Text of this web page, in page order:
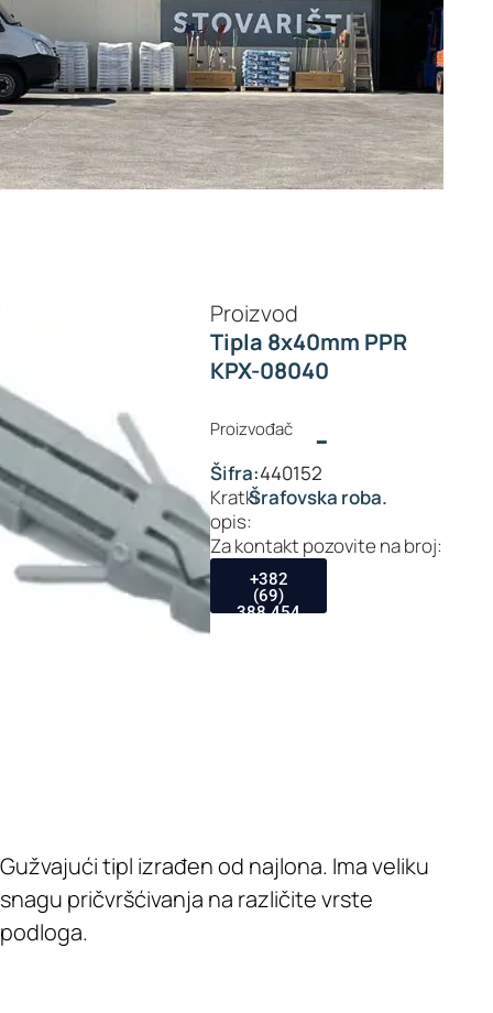
Proizvod
Tipla 8x40mm PPR
KPX-08040
Proizvođač -
Šifra:440152
Kratki
opis:
Šrafovska roba.
Za kontakt pozovite na broj:
+382
(69)
388 454
Gužvajući tipl izrađen od najlona. Ima veliku
snagu pričvršćivanja na različite vrste
podloga.